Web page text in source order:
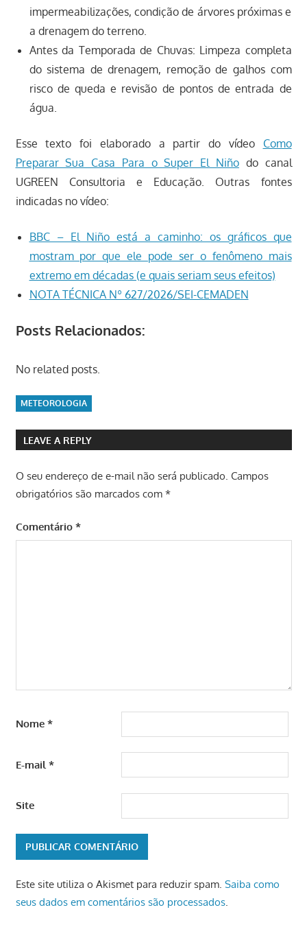
impermeabilizações, condição de árvores próximas e
a drenagem do terreno.
Antes da Temporada de Chuvas: Limpeza completa
do sistema de drenagem, remoção de galhos com
risco de queda e revisão de pontos de entrada de
água.
Esse texto foi elaborado a partir do vídeo Como
Preparar Sua Casa Para o Super El Niñodo canal
UGREEN Consultoria e Educação. Outras fontes
indicadas no vídeo:
BBC – El Niño está a caminho: os gráficos que
mostram por que ele pode ser o fenômeno mais
extremo em décadas (e quais seriam seus efeitos)
NOTA TÉCNICA Nº 627/2026/SEI-CEMADEN
Posts Relacionados:
No related posts.
METEOROLOGIA
LEAVE A REPLY
O seu endereço de e-mail não será publicado. Campos
obrigatórios são marcados com *
Comentário *
Nome *
E-mail *
Site
Este site utiliza o Akismet para reduzir spam. Saiba como
seus dados em comentários são processados.